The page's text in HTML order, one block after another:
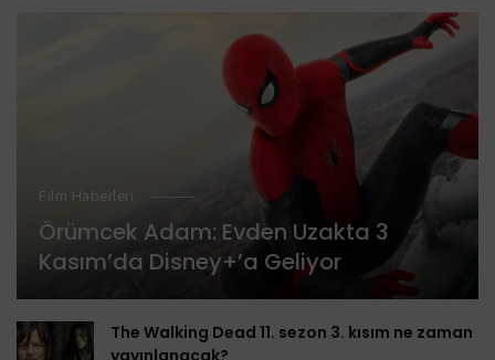
Film Haberleri
Örümcek Adam: Evden Uzakta 3
Kasım’da Disney+’a Geliyor
The Walking Dead 11. sezon 3. kısım ne zaman
yayınlanacak?